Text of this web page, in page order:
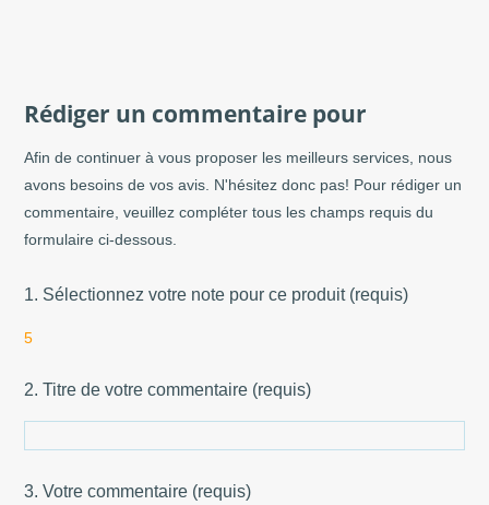
Rédiger un commentaire pour
Afin de continuer à vous proposer les meilleurs services, nous
avons besoins de vos avis. N'hésitez donc pas! Pour rédiger un
commentaire, veuillez compléter tous les champs requis du
formulaire ci-dessous.
1. Sélectionnez votre note pour ce produit (requis)
5
2. Titre de votre commentaire (requis)
3. Votre commentaire (requis)